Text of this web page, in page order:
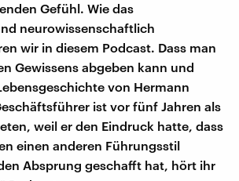
Gefühl. Wie das
neurowissenschaftlich
wir in diesem Podcast. Dass man
Gewissens abgeben kann und
von Hermann
ist vor fünf Jahren als
weil er den Eindruck hatte, dass
einen anderen Führungsstil
Absprung geschafft hat, hört ihr